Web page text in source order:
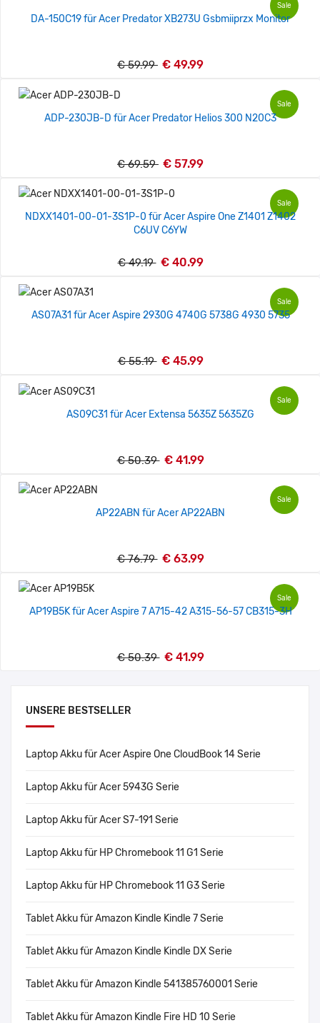
UNSERE BESTSELLER
Laptop Akku für Acer Aspire One CloudBook 14 Serie
Laptop Akku für Acer 5943G Serie
Laptop Akku für Acer S7-191 Serie
Laptop Akku für HP Chromebook 11 G1 Serie
Laptop Akku für HP Chromebook 11 G3 Serie
Tablet Akku für Amazon Kindle Kindle 7 Serie
Tablet Akku für Amazon Kindle Kindle DX Serie
Tablet Akku für Amazon Kindle 541385760001 Serie
Tablet Akku für Amazon Kindle Fire HD 10 Serie
Sale
DA-150C19 für Acer Predator XB273U Gsbmiiprzx Monitor
€ 59.99 € 49.99
Sale
ADP-230JB-D für Acer Predator Helios 300 N20C3
€ 69.59 € 57.99
Sale
NDXX1401-00-01-3S1P-0 für Acer Aspire One Z1401 Z1402
C6UV C6YW
€ 49.19 € 40.99
Sale
AS07A31 für Acer Aspire 2930G 4740G 5738G 4930 5735
€ 55.19 € 45.99
Sale
AS09C31 für Acer Extensa 5635Z 5635ZG
€ 50.39 € 41.99
Sale
AP22ABN für Acer AP22ABN
€ 76.79 € 63.99
Sale
AP19B5K für Acer Aspire 7 A715-42 A315-56-57 CB315-3H
€ 50.39 € 41.99